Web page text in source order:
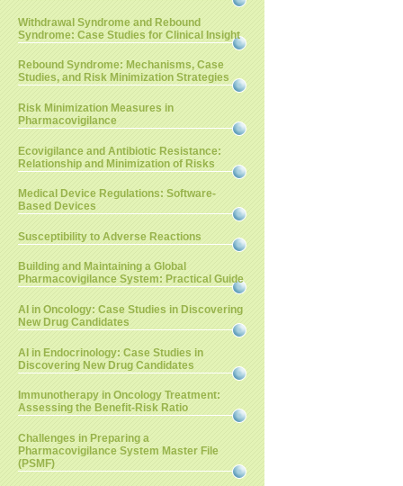
Withdrawal Syndrome and Rebound
Syndrome: Case Studies for Clinical Insight
Rebound Syndrome: Mechanisms, Case
Studies, and Risk Minimization Strategies
Risk Minimization Measures in
Pharmacovigilance
Ecovigilance and Antibiotic Resistance:
Relationship and Minimization of Risks
Medical Device Regulations: Software-
Based Devices
Susceptibility to Adverse Reactions
Building and Maintaining a Global
Pharmacovigilance System: Practical Guide
AI in Oncology: Case Studies in Discovering
New Drug Candidates
AI in Endocrinology: Case Studies in
Discovering New Drug Candidates
Immunotherapy in Oncology Treatment:
Assessing the Benefit-Risk Ratio
Challenges in Preparing a
Pharmacovigilance System Master File
(PSMF)